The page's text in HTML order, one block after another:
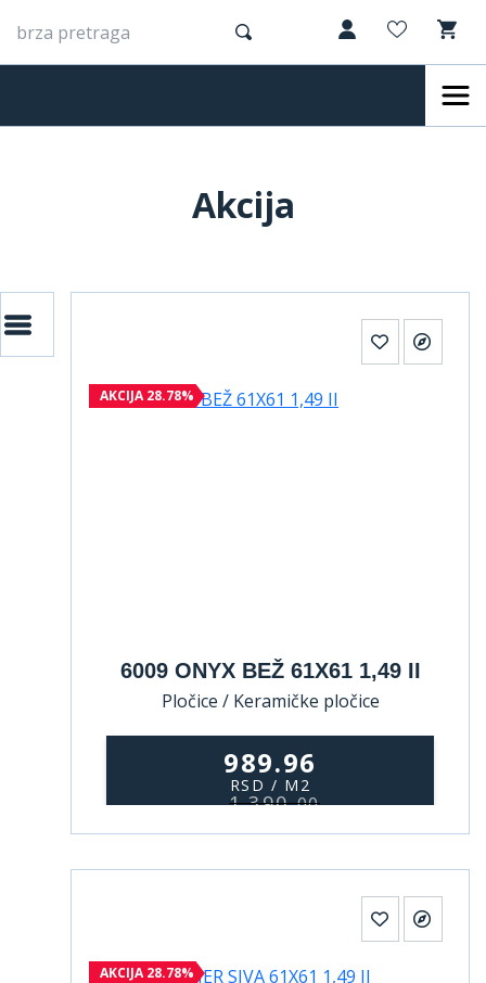
Akcija
AKCIJA 28.78%
6009 ONYX BEŽ 61X61 1,49 II
Pločice / Keramičke pločice
989.96
RSD / M2
1.390,00
AKCIJA 28.78%